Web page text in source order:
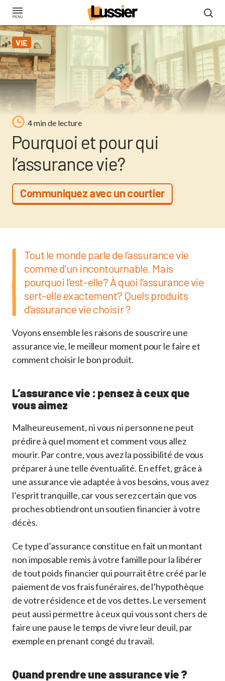
Aller
contenu
principal
VIE
4 min de lecture
Pourquoi et pour qui
l’assurance vie?
Communiquez avec un courtier
Tout le monde parle de l’assurance vie
comme d’un incontournable. Mais
pourquoi l’est-elle? À quoi l’assurance vie
sert-elle exactement? Quels produits
d’assurance vie choisir ?
Voyons ensemble les raisons de souscrire une
assurance vie, le meilleur moment pour le faire et
comment choisir le bon produit.
L’assurance vie : pensez à ceux que
vous aimez
Malheureusement, ni vous ni personne ne peut
prédire à quel moment et comment vous allez
mourir. Par contre, vous avez la possibilité de vous
préparer à une telle éventualité. En effet, grâce à
une assurance vie adaptée à vos besoins, vous avez
l’esprit tranquille, car vous serez certain que vos
proches obtiendront un soutien financier à votre
décès.
Ce type d’assurance constitue en fait un montant
non imposable remis à votre famille pour la libérer
de tout poids financier qui pourrait être créé par le
paiement de vos frais funéraires, de l’hypothèque
de votre résidence et de vos dettes. Le versement
peut aussi permettre à ceux qui vous sont chers de
faire une pause le temps de vivre leur deuil, par
exemple en prenant congé du travail.
Quand prendre une assurance vie ?